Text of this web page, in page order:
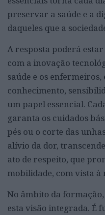
preservar a saúde e a
daqueles que a
A resposta poderá
com a inovação
saúde e os
conhecimento,
um papel essencial.
garanta os cuidados
pés ou o corte das
alívio da dor,
ato de respeito, que
mobilidade, com vista
No âmbito da
esta visão integrada. É